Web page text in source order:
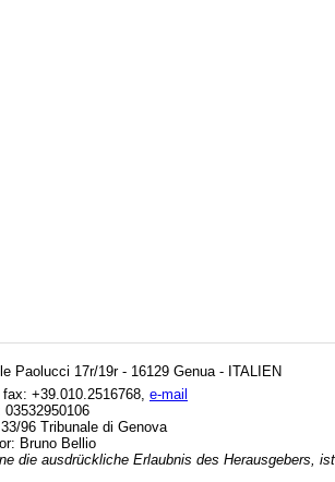
Paolucci 17r/19r - 16129 Genua - ITALIEN
+39.010.2516768, e-mail
96 Tribunale di Genova
Bruno Bellio
die ausdrückliche Erlaubnis des Herausgebers,